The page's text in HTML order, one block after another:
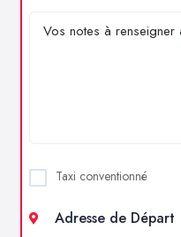
Taxi conventionné
Adresse de Départ